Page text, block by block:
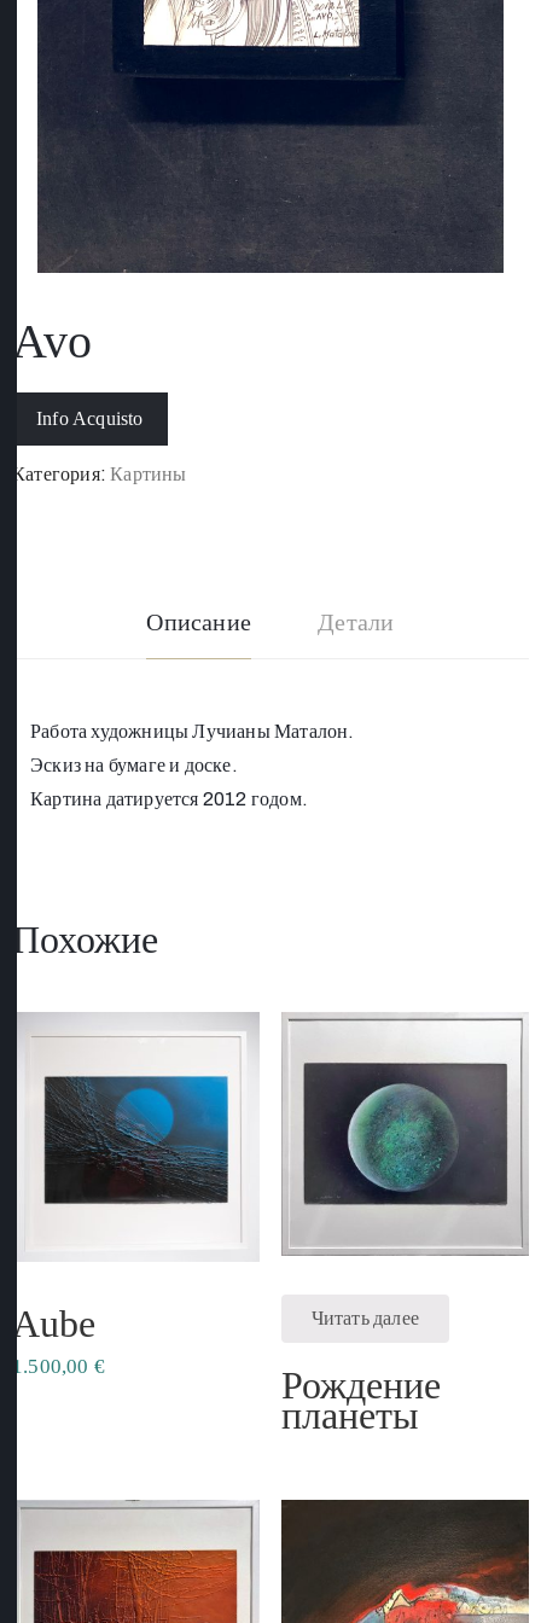
Avo
Info Acquisto
Категория:Картины
Описание Детали
Работа художницы Лучианы Маталон.
Эскиз на бумаге и доске.
Картина датируется 2012 годом.
Похожие
Aube
1.500,00 €
Читать далее
Рождение
планеты